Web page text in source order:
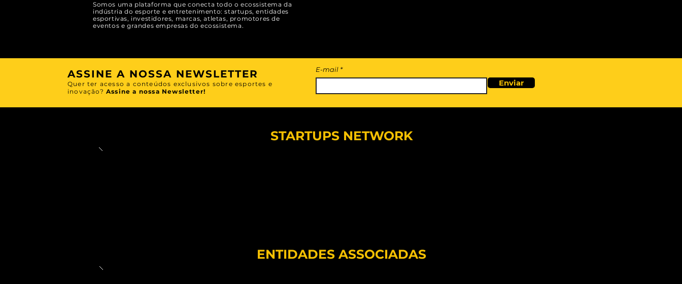
Somos uma plataforma que conecta todo o ecossistema da
indústria do esporte e entretenimento: startups, entidades
esportivas, investidores, marcas, atletas, promotores de
eventos e grandes empresas do ecossistema.
E-mail
Enviar
ASSINE A NOSSA NEWSLETTER
Quer ter acesso a conteúdos exclusivos sobre esportes e
inovação? Assine a nossa Newsletter!
STARTUPS NETWORK
ENTIDADES ASSOCIADAS